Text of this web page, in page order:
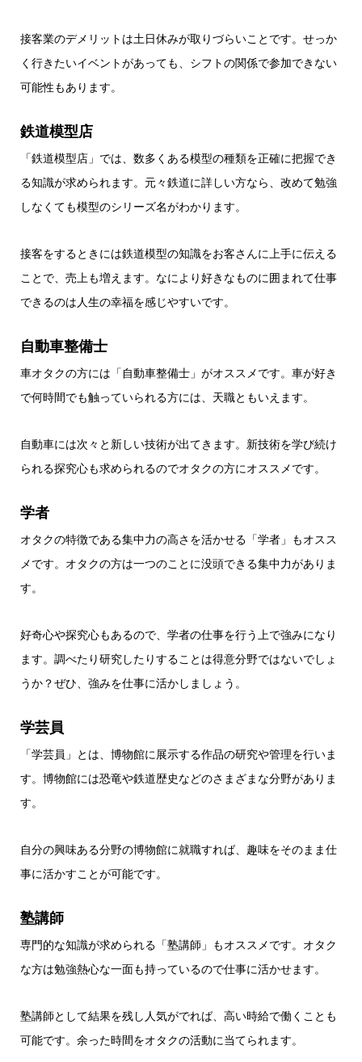
接客業のデメリットは土日休みが取りづらいことです。せっか
く行きたいイベントがあっても、シフトの関係で参加できない
可能性もあります。
鉄道模型店
「鉄道模型店」では、数多くある模型の種類を正確に把握でき
る知識が求められます。元々鉄道に詳しい方なら、改めて勉強
しなくても模型のシリーズ名がわかります。
接客をするときには鉄道模型の知識をお客さんに上手に伝える
ことで、売上も増えます。なにより好きなものに囲まれて仕事
できるのは人生の幸福を感じやすいです。
自動車整備士
車オタクの方には「自動車整備士」がオススメです。車が好き
で何時間でも触っていられる方には、天職ともいえます。
自動車には次々と新しい技術が出てきます。新技術を学び続け
られる探究心も求められるのでオタクの方にオススメです。
学者
オタクの特徴である集中力の高さを活かせる「学者」もオスス
メです。オタクの方は一つのことに没頭できる集中力がありま
す。
好奇心や探究心もあるので、学者の仕事を行う上で強みになり
ます。調べたり研究したりすることは得意分野ではないでしょ
うか？ぜひ、強みを仕事に活かしましょう。
学芸員
「学芸員」とは、博物館に展示する作品の研究や管理を行いま
す。博物館には恐竜や鉄道歴史などのさまざまな分野がありま
す。
自分の興味ある分野の博物館に就職すれば、趣味をそのまま仕
事に活かすことが可能です。
塾講師
専門的な知識が求められる「塾講師」もオススメです。オタク
な方は勉強熱心な一面も持っているので仕事に活かせます。
塾講師として結果を残し人気がでれば、高い時給で働くことも
可能です。余った時間をオタクの活動に当てられます。